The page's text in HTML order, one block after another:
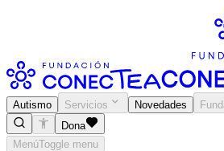
Autismo Servicios Novedades
Dona
MenúToggle menu